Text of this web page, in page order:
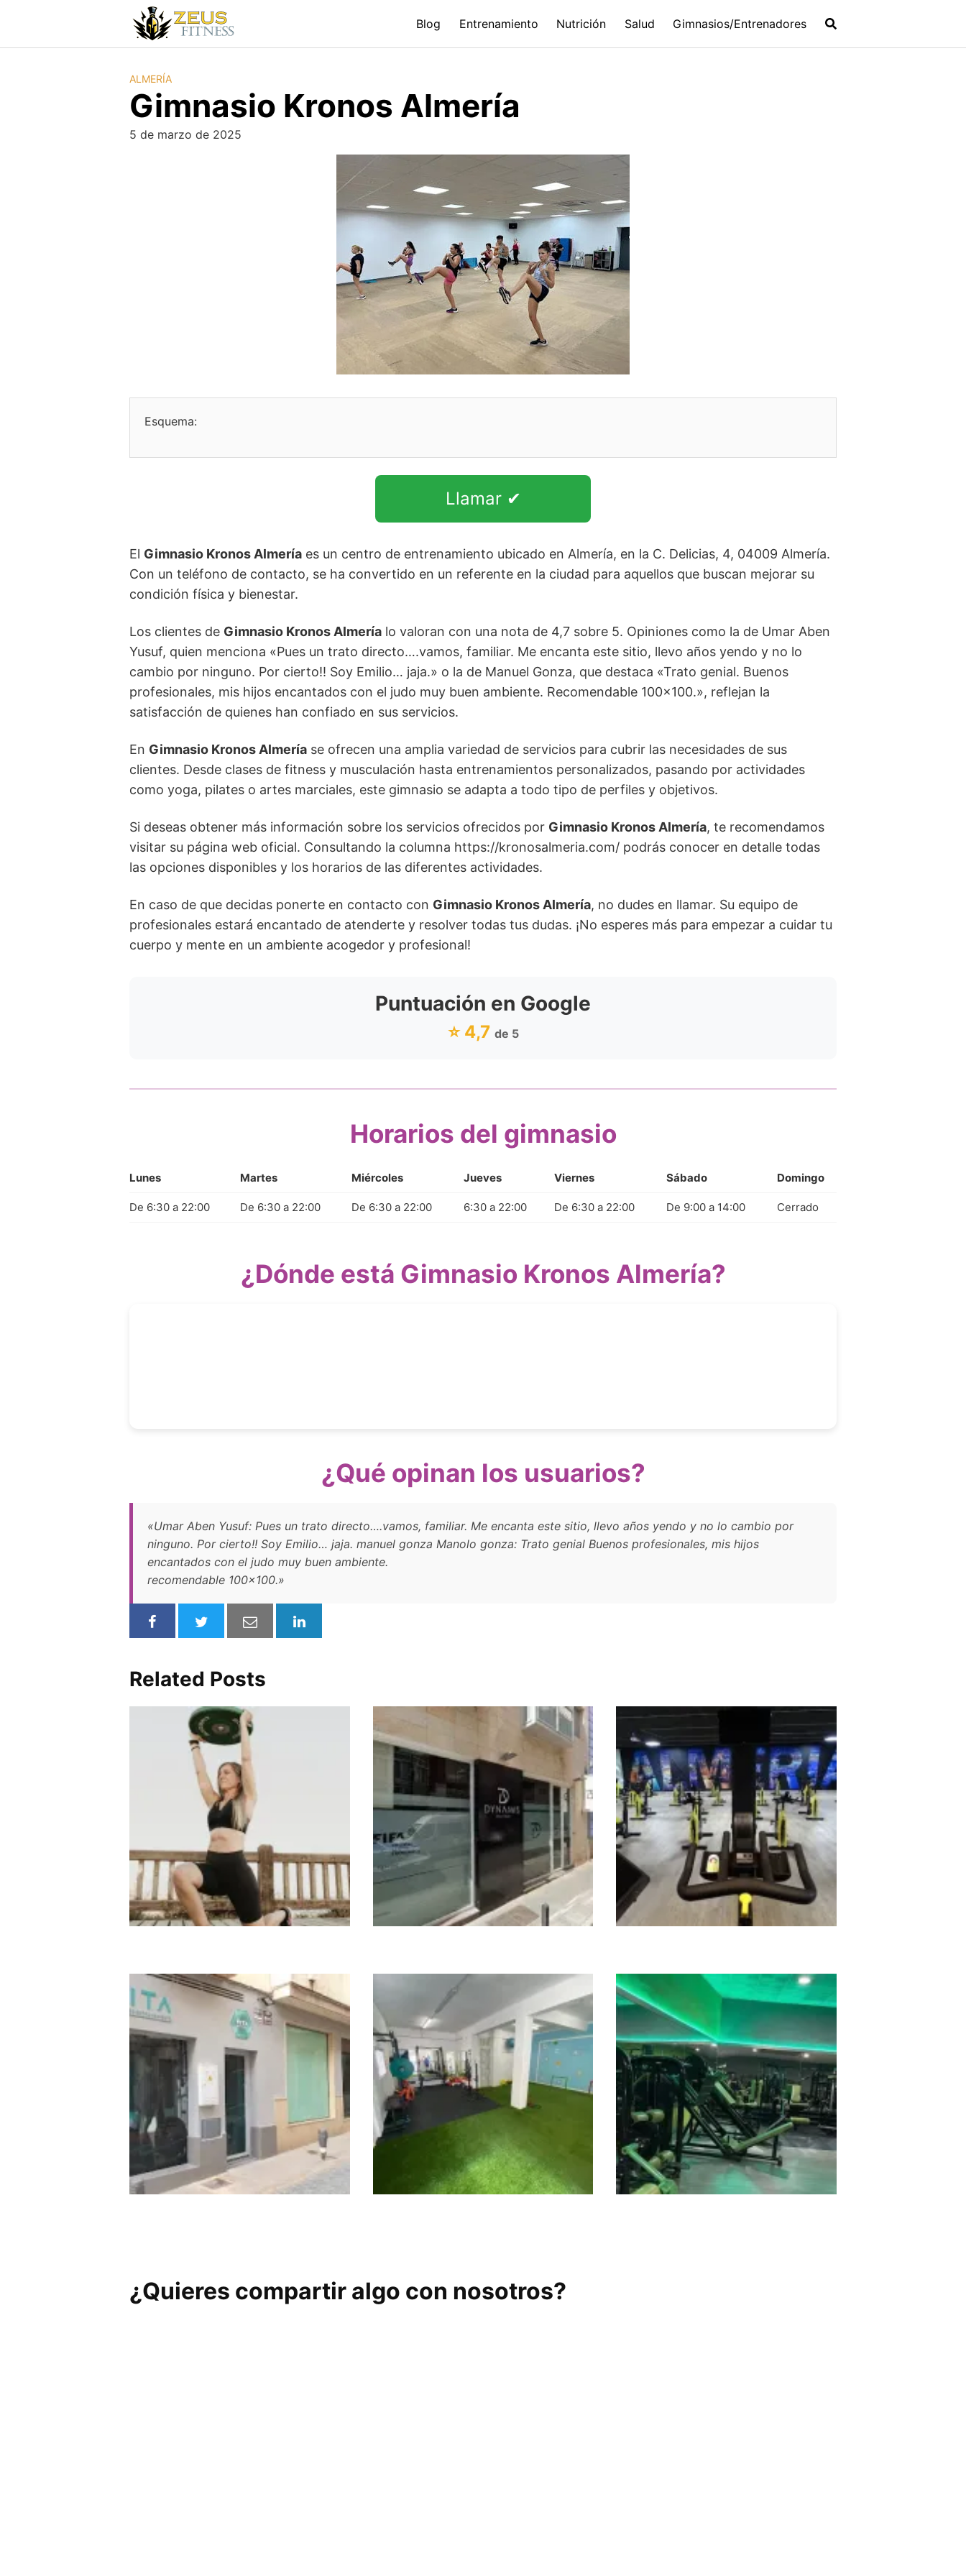
Blog Entrenamiento Nutrición Salud Gimnasios/Entrenadores
ALMERÍA
Gimnasio Kronos Almería
5 de marzo de 2025
Esquema:
Llamar ✔
El Gimnasio Kronos Almería es un centro de entrenamiento ubicado en Almería, en la C. Delicias, 4, 04009 Almería.
Con un teléfono de contacto, se ha convertido en un referente en la ciudad para aquellos que buscan mejorar su
condición física y bienestar.
Los clientes de Gimnasio Kronos Almería lo valoran con una nota de 4,7 sobre 5. Opiniones como la de Umar Aben
Yusuf, quien menciona «Pues un trato directo….vamos, familiar. Me encanta este sitio, llevo años yendo y no lo
cambio por ninguno. Por cierto!! Soy Emilio… jaja.» o la de Manuel Gonza, que destaca «Trato genial. Buenos
profesionales, mis hijos encantados con el judo muy buen ambiente. Recomendable 100×100.», reflejan la
satisfacción de quienes han confiado en sus servicios.
En Gimnasio Kronos Almería se ofrecen una amplia variedad de servicios para cubrir las necesidades de sus
clientes. Desde clases de fitness y musculación hasta entrenamientos personalizados, pasando por actividades
como yoga, pilates o artes marciales, este gimnasio se adapta a todo tipo de perfiles y objetivos.
Si deseas obtener más información sobre los servicios ofrecidos por Gimnasio Kronos Almería, te recomendamos
visitar su página web oficial. Consultando la columna https://kronosalmeria.com/ podrás conocer en detalle todas
las opciones disponibles y los horarios de las diferentes actividades.
En caso de que decidas ponerte en contacto con Gimnasio Kronos Almería, no dudes en llamar. Su equipo de
profesionales estará encantado de atenderte y resolver todas tus dudas. ¡No esperes más para empezar a cuidar tu
cuerpo y mente en un ambiente acogedor y profesional!
Puntuación en Google
⭐ 4,7 de 5
Horarios del gimnasio
Lunes Martes Miércoles Jueves Viernes Sábado Domingo
De 6:30 a 22:00 De 6:30 a 22:00 De 6:30 a 22:00 6:30 a 22:00 De 6:30 a 22:00 De 9:00 a 14:00 Cerrado
¿Dónde está Gimnasio Kronos Almería?
¿Qué opinan los usuarios?
«Umar Aben Yusuf: Pues un trato directo….vamos, familiar. Me encanta este sitio, llevo años yendo y no lo cambio por
ninguno. Por cierto!! Soy Emilio… jaja. manuel gonza Manolo gonza: Trato genial Buenos profesionales, mis hijos
encantados con el judo muy buen ambiente.
recomendable 100×100.»
Related Posts
¿Quieres compartir algo con nosotros?